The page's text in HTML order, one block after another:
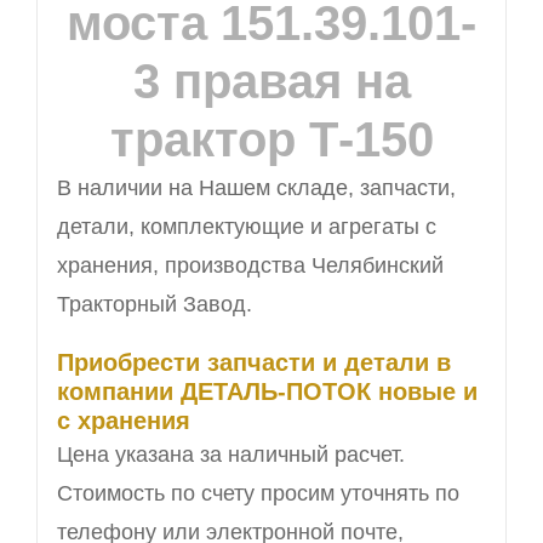
моста 151.39.101-
3 правая на
трактор Т-150
В наличии на Нашем складе, запчасти,
детали, комплектующие и агрегаты с
хранения, производства Челябинский
Тракторный Завод.
Приобрести запчасти и детали в
компании ДЕТАЛЬ-ПОТОК новые и
с хранения
Цена указана за наличный расчет.
Стоимость по счету просим уточнять по
телефону или электронной почте,